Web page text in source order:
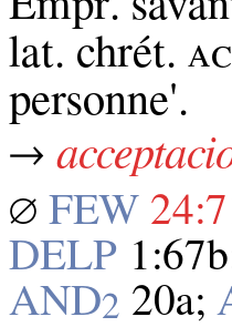
lat. chrét.
personne'.
→
∅ FEW
DELP
AND2 20a;